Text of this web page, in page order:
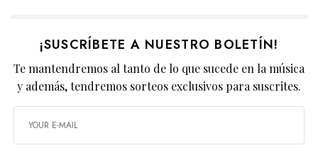
¡SUSCRÍBETE A NUESTRO BOLETÍN!
Te mantendremos al tanto de lo que sucede en la música
y además, tendremos sorteos exclusivos para suscrites.